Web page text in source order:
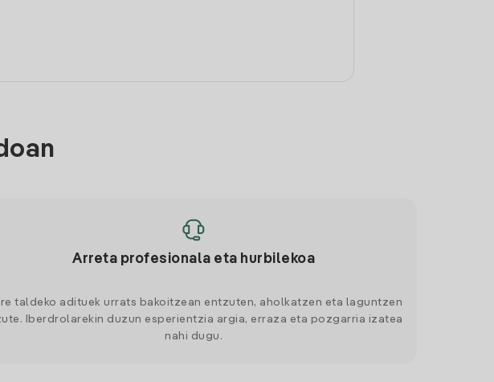
Arreta profesionala eta hurbilekoa
taldeko adituek urrats bakoitzean entzuten, aholkatzen eta laguntzen
Iberdrolarekin duzun esperientzia argia, erraza eta pozgarria izatea
nahi dugu.